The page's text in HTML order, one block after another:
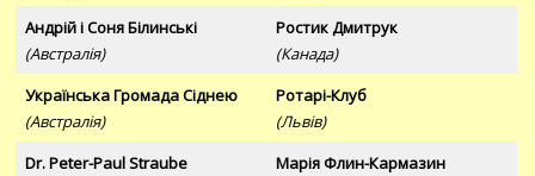
Андрій і Соня Білинські
(Австралія)
Ростик Дмитрук
(Канада)
Українська Громада Сіднею
(Австралія)
Ротарі-Клуб
(Львів)
Dr. Peter-Paul Straube
Марія Флин-Кармазин